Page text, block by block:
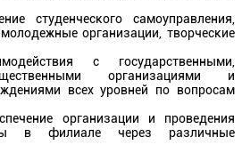
студенческого самоуправления,
организации, творческие
с государственными,
организациями и
всех уровней по вопросам
организации и проведения
в филиале через различные